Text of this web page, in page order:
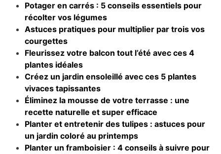
Potager en carrés : 5 conseils essentiels pour
récolter vos légumes
Astuces pratiques pour multiplier par trois vos
courgettes
Fleurissez votre balcon tout l’été avec ces 4
plantes idéales
Créez un jardin ensoleillé avec ces 5 plantes
vivaces tapissantes
Éliminez la mousse de votre terrasse : une
recette naturelle et super efficace
Planter et entretenir des tulipes : astuces pour
un jardin coloré au printemps
Planter un framboisier : 4 conseils à suivre pour